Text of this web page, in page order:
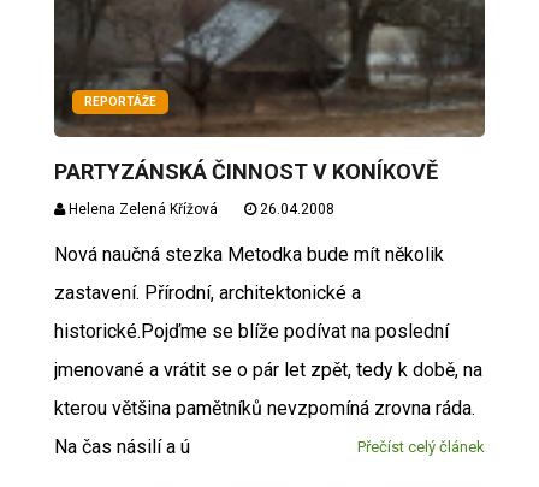
REPORTÁŽE
PARTYZÁNSKÁ ČINNOST V KONÍKOVĚ
Helena Zelená Křížová 26.04.2008
Nová naučná stezka Metodka bude mít několik
zastavení. Přírodní, architektonické a
historické.Pojďme se blíže podívat na poslední
jmenované a vrátit se o pár let zpět, tedy k době, na
kterou většina pamětníků nevzpomíná zrovna ráda.
Na čas násilí a ú
Přečíst celý článek